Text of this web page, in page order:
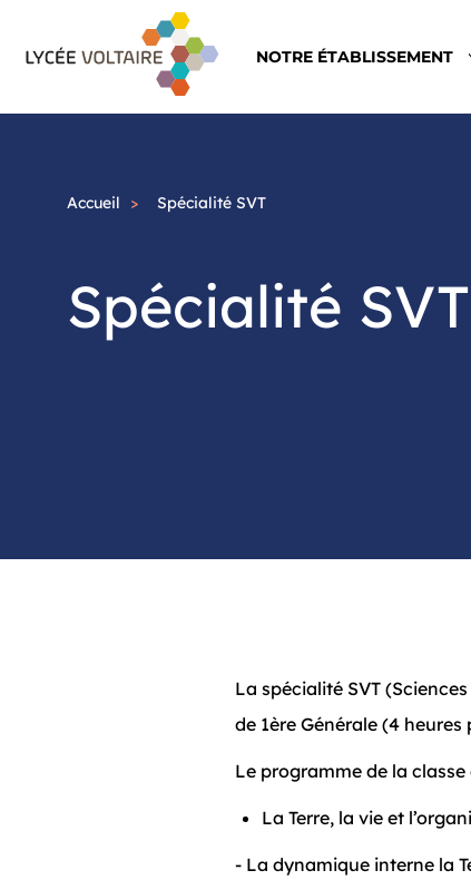
contenu
NOTRE ÉTABLISSEMENT
Accueil Spécialité SVT
Spécialité SVT
La spécialité SVT
de 1ère Générale (4
Le programme de la
La Terre, la vie et
- La dynamique interne la